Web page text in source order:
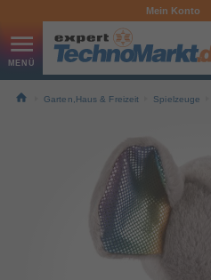
Mein Konto
Garten,Haus & Freizeit Spielzeuge